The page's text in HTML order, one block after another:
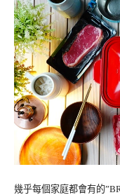
幾乎每個家庭都會有的